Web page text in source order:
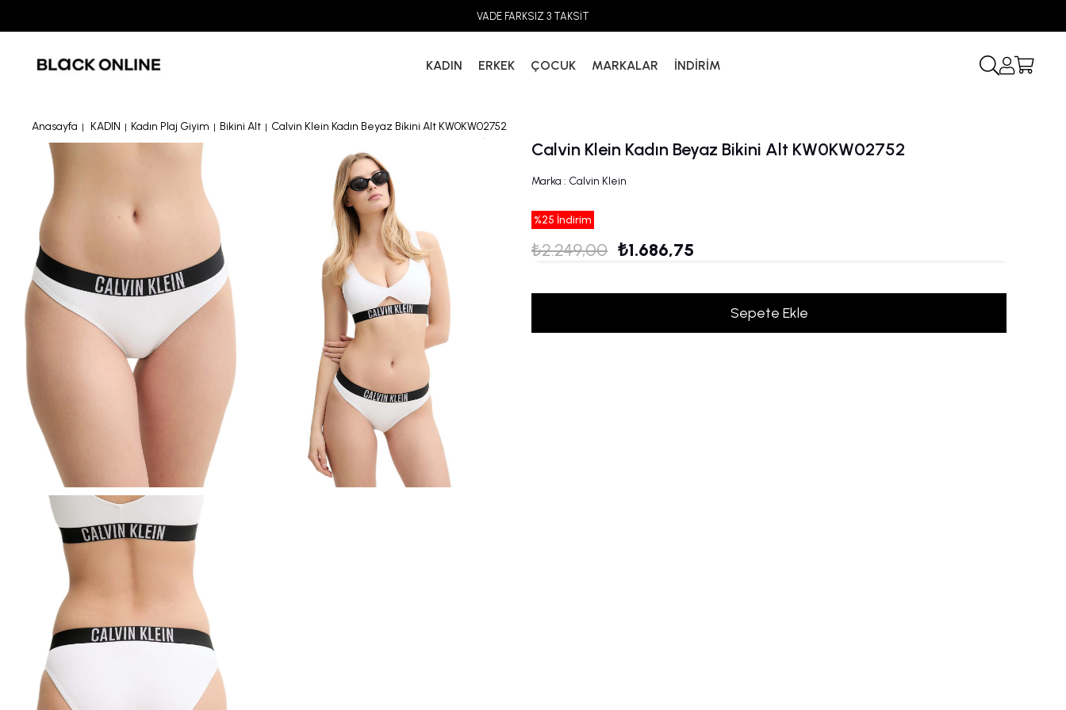
VADE FARKSIZ 3 TAKSİT
KADIN ERKEK ÇOCUK MARKALAR İNDİRİM
Anasayfa KADIN Kadın Plaj Giyim Bikini Alt Calvin Klein Kadın Beyaz Bikini Alt KW0KW02752
Calvin Klein Kadın Beyaz Bikini Alt KW0KW02752
Marka : Calvin Klein
%25 İndirim
₺2.249,00 ₺1.686,75